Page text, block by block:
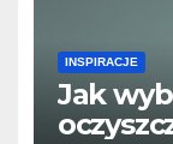
INSPIRACJE
Jak